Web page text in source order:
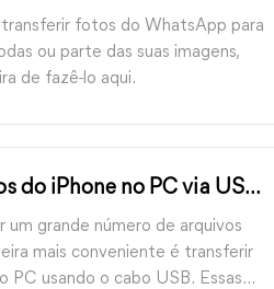
fotos do WhatsApp para
ou parte das suas imagens,
de fazê-lo aqui.
do iPhone no PC via USB
um grande número de arquivos
mais conveniente é transferir
PC usando o cabo USB. Essas